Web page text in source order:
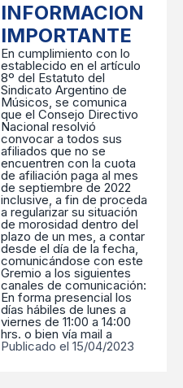
INFORMACION
IMPORTANTE
En cumplimiento con lo
establecido en el artículo
8º del Estatuto del
Sindicato Argentino de
Músicos, se comunica
que el Consejo Directivo
Nacional resolvió
convocar a todos sus
afiliados que no se
encuentren con la cuota
de afiliación paga al mes
de septiembre de 2022
inclusive, a fin de proceda
a regularizar su situación
de morosidad dentro del
plazo de un mes, a contar
desde el día de la fecha,
comunicándose con este
Gremio a los siguientes
canales de comunicación:
En forma presencial los
días hábiles de lunes a
viernes de 11:00 a 14:00
hrs. o bien vía mail a
Publicado el 15/04/2023